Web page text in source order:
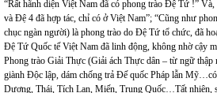
“Rất hãnh diện ViệtNam đã có phong trào Đệ Tứ !”
và Đệ 4 đã hợp tác, chỉ có ở Việt Nam”; “Cũng như
chục ngàn người) là phong trào do Đệ Tứ tổ chức, đã
Đệ Tứ Quốc tế ViệtNam đã linh động, không nhờ cậy
Phong trào Giải Thực (Giải ách Thực dân – từ ngữ thập
giành Độc lập, dám chống trả Đế quốc Pháp lẫn
Dương, Thái, Tích Lan, Miến, Trung Quốc…Tất nhiên,